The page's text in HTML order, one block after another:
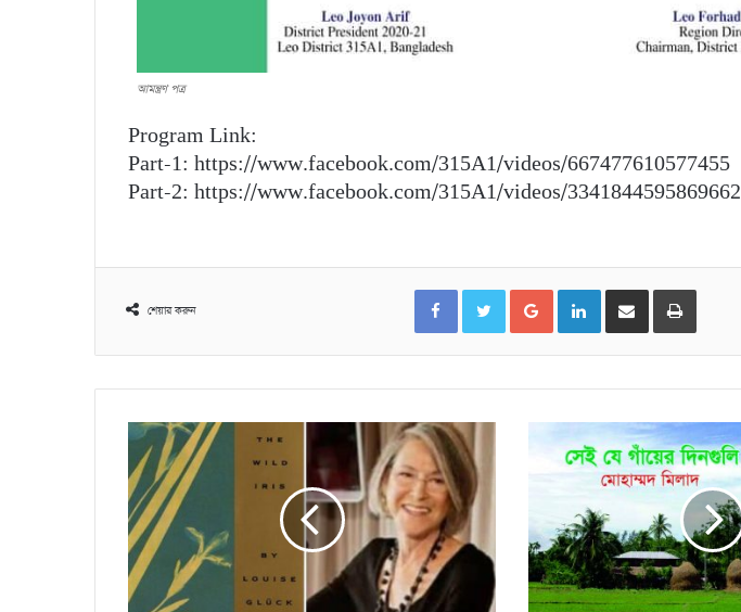
আমন্ত্রণ পত্র
Program Link:
Part-1: https://www.facebook.com/315A1/videos/667477610577455
Part-2: https://www.facebook.com/315A1/videos/3341844595869662
শেয়ার করুন
FacebookTwitterGoogle+LinkedIn
ইমেইলের মাধ্যমে শেয়ার করুন প্রিন্ট করুন